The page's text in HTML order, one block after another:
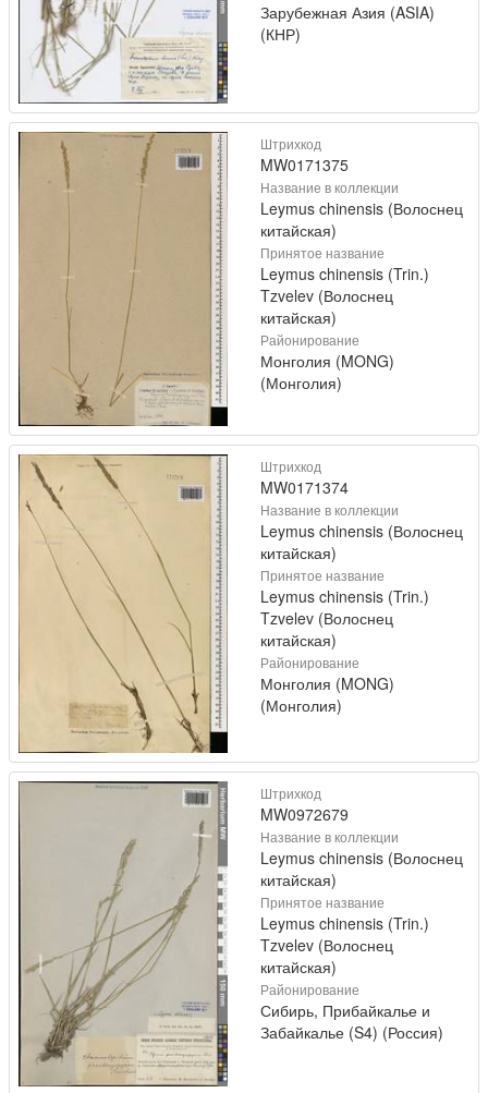
Зарубежная Азия (ASIA)
(КНР)
Штрихкод
MW0171375
Название в коллекции
Leymus chinensis (Волоснец
китайская)
Принятое название
Leymus chinensis (Trin.)
Tzvelev (Волоснец
китайская)
Районирование
Монголия (MONG)
(Монголия)
Штрихкод
MW0171374
Название в коллекции
Leymus chinensis (Волоснец
китайская)
Принятое название
Leymus chinensis (Trin.)
Tzvelev (Волоснец
китайская)
Районирование
Монголия (MONG)
(Монголия)
Штрихкод
MW0972679
Название в коллекции
Leymus chinensis (Волоснец
китайская)
Принятое название
Leymus chinensis (Trin.)
Tzvelev (Волоснец
китайская)
Районирование
Сибирь, Прибайкалье и
Забайкалье (S4) (Россия)